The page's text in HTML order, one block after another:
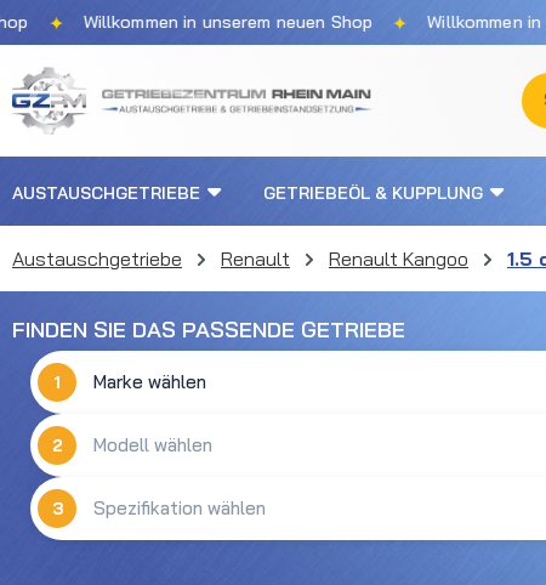
Hauptinhalt springen
Zur Suche springen
Zur Hauptnavigation springen
Willkommen in unserem neuen Shop ✦ Willkommen in
AUSTAUSCHGETRIEBE GETRIEBEÖL & KUPPLUNG
Austauschgetriebe Renault Renault Kangoo 1.5
FINDEN SIE DAS PASSENDE GETRIEBE
1
2
3